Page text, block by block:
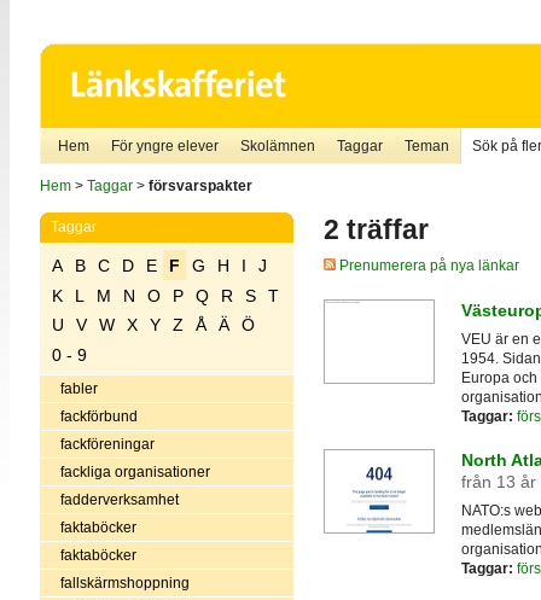
Hem För yngre elever Skolämnen Taggar Teman Sök på
Hem> Taggar> försvarspakter
Taggar
A B C D E F G H I
J
K
L M N O P Q R S
T
U
V W X Y Z Å Ä
Ö
0 - 9
fabler
fackförbund
fackföreningar
fackliga organisationer
fadderverksamhet
faktaböcker
faktaböcker
fallskärmshoppning
2 träffar
Prenumerera på nya länkar
VEU är en
1954.
Europa
Taggar:
North
från 13 år
NATO:s
Taggar: